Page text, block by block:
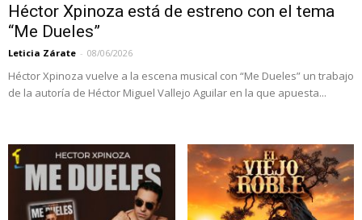
Héctor Xpinoza está de estreno con el tema
“Me Dueles”
Leticia Zárate - 08/06/2026
Héctor Xpinoza vuelve a la escena musical con “Me Dueles” un trabajo
de la autoría de Héctor Miguel Vallejo Aguilar en la que apuesta...